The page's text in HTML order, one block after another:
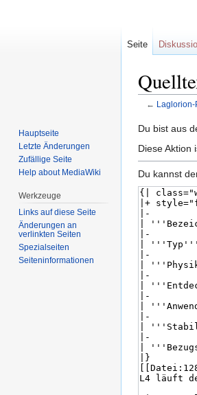
←
Zur
Navigation
Zur
Suche
Du bist aus
Diese Aktion
Du kannst
Seite
Hauptseite
Letzte Änderungen
Zufällige Seite
Help about MediaWiki
Werkzeuge
Links auf diese Seite
Änderungen an
verlinkten Seiten
Spezialseiten
Seiten­informationen